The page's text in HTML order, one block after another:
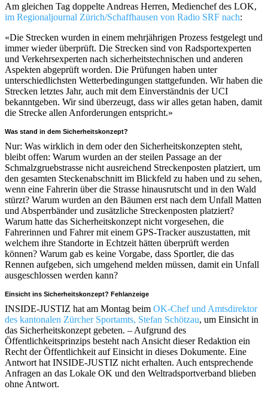
Am gleichen Tag doppelte Andreas Herren, Medienchef des LOK,
im Regionaljournal Zürich/Schaffhausen von Radio SRF nach:
«Die Strecken wurden in einem mehrjährigen Prozess festgelegt und
immer wieder überprüft. Die Strecken sind von Radsportexperten
und Verkehrsexperten nach sicherheitstechnischen und anderen
Aspekten abgeprüft worden. Die Prüfungen haben unter
unterschiedlichsten Wetterbedingungen stattgefunden. Wir haben die
Strecken letztes Jahr, auch mit dem Einverständnis der UCI
bekanntgeben. Wir sind überzeugt, dass wir alles getan haben, damit
die Strecke allen Anforderungen entspricht.»
Was stand in dem Sicherheitskonzept?
Nur: Was wirklich in dem oder den Sicherheitskonzepten steht,
bleibt offen: Warum wurden an der steilen Passage an der
Schmalzgruebstrasse nicht ausreichend Streckenposten platziert, um
den gesamten Steckenabschnitt im Blickfeld zu haben und zu sehen,
wenn eine Fahrerin über die Strasse hinausrutscht und in den Wald
stürzt? Warum wurden an den Bäumen erst nach dem Unfall Matten
und Absperrbänder und zusätzliche Streckenposten platziert?
Warum hatte das Sicherheitskonzept nicht vorgesehen, die
Fahrerinnen und Fahrer mit einem GPS-Tracker auszustatten, mit
welchem ihre Standorte in Echtzeit hätten überprüft werden
können? Warum gab es keine Vorgabe, dass Sportler, die das
Rennen aufgeben, sich umgehend melden müssen, damit ein Unfall
ausgeschlossen werden kann?
Einsicht ins Sicherheitskonzept? Fehlanzeige
INSIDE-JUSTIZ hat am Montag beim OK-Chef und Amtsdirektor
des kantonalen Zürcher Sportamts, Stefan Schötzau, um Einsicht in
das Sicherheitskonzept gebeten. – Aufgrund des
Öffentlichkeitsprinzips besteht nach Ansicht dieser Redaktion ein
Recht der Öffentlichkeit auf Einsicht in dieses Dokumente. Eine
Antwort hat INSIDE-JUSTIZ nicht erhalten. Auch entsprechende
Anfragen an das Lokale OK und den Weltradsportverband blieben
ohne Antwort.